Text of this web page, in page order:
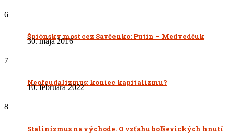
6
Špiónsky most cez Savčenko: Putin – Medvedčuk
30. mája 2016
7
Neofeudalizmus: koniec kapitalizmu?
10. februára 2022
8
Stalinizmus na východe. O vzťahu boľševických hnutí